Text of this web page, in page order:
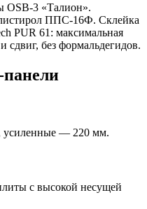
OSB-3 «Талион».
ППС-16Ф. Склейка
PUR 61: максимальная
сдвиг, без формальдегидов.
— 220 мм.
с высокой несущей